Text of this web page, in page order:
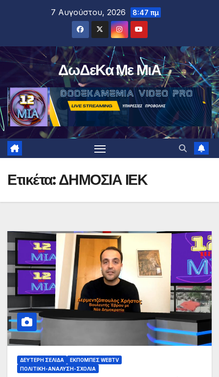
7 Αυγούστου, 2026 8:47 πμ
ΔωΔεΚα Με ΜιΑ
Ετικέτα:ΔΗΜΟΣΙΑ ΙΕΚ
ΔΕΎΤΕΡΗ ΣΕΛΊΔΑ
ΕΚΠΟΜΠΈΣ WEBTV
ΠΟΛΙΤΙΚΉ-ΑΝΆΛΥΣΗ-ΣΧΌΛΙΑ